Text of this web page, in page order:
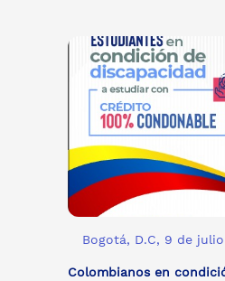
Bogotá, D.C, 9 de
Colombianos en